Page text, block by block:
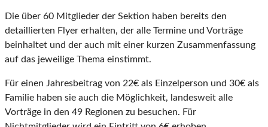
Die über 60 Mitglieder der Sektion haben bereits den
detaillierten Flyer erhalten, der alle Termine und Vorträge
beinhaltet und der auch mit einer kurzen Zusammenfassung
auf das jeweilige Thema einstimmt.
Für einen Jahresbeitrag von 22€ als Einzelperson und 30€ als
Familie haben sie auch die Möglichkeit, landesweit alle
Vorträge in den 49 Regionen zu besuchen. Für